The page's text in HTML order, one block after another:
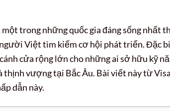
một trong những quốc gia đáng sống nhất
Việt tìm kiếm cơ hội phát triển. Đặc
cửa rộng lớn cho những ai sở hữu kỹ
thịnh vượng tại Bắc Âu. Bài viết này từ
dẫn này.